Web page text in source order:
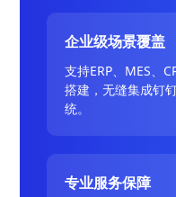
企业级场景覆盖
支持ERP、MES、
搭建，无缝集成钉
统。
专业服务保障